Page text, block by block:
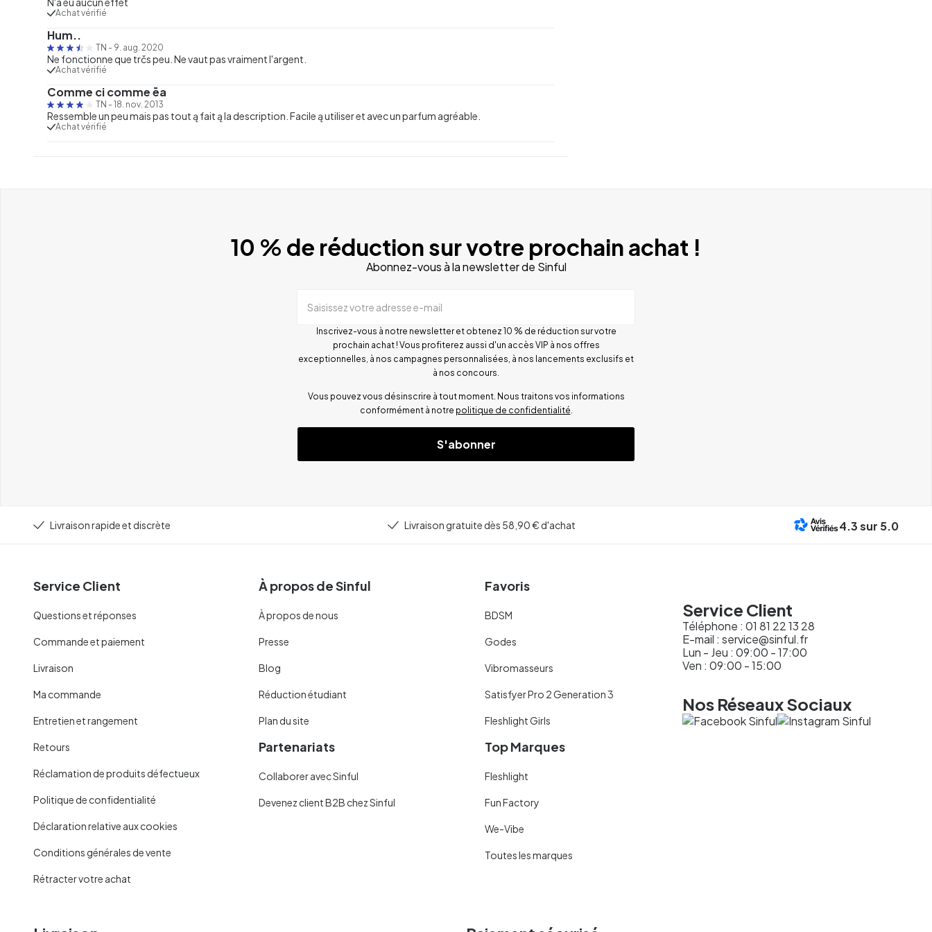
Achat vérifié
Hum..
TN - 9. aug. 2020
Ne fonctionne que trčs peu. Ne vaut pas vraiment l'argent.
Achat vérifié
Comme ci comme ēa
TN - 18. nov. 2013
Ressemble un peu mais pas tout ą fait ą la description. Facile ą utiliser et avec un parfum agréable.
Achat vérifié
10 % de réduction sur votre prochain achat !
Abonnez-vous à la newsletter de Sinful
Saisissez votre adresse e-mail
Inscrivez-vous à notre newsletter et obtenez 10 % de réduction sur votre
prochain achat ! Vous profiterez aussi d'un accès VIP à nos offres
exceptionnelles, à nos campagnes personnalisées, à nos lancements exclusifs et
à nos concours.
Vous pouvez vous désinscrire à tout moment. Nous traitons vos informations
conformément à notre politique de confidentialité
S'abonner
Livraison rapide et discrète Livraison gratuite dès 58,90 € d'achat 4.3sur 5.0
Service Client
Questions et réponses
Commande et paiement
Livraison
Ma commande
Entretien et rangement
Retours
Réclamation de produits défectueux
Politique de confidentialité
Déclaration relative aux cookies
Conditions générales de vente
Rétracter votre achat
À propos de Sinful
À propos de nous
Presse
Blog
Réduction étudiant
Plan du site
Partenariats
Collaborer avec Sinful
Devenez client B2B chez Sinful
Favoris
BDSM
Godes
Vibromasseurs
Satisfyer Pro 2 Generation 3
Fleshlight Girls
Top Marques
Fleshlight
Fun Factory
We-Vibe
Toutes les marques
Service Client
Téléphone : 01 81 22 13 28
E-mail : service@sinful.fr
Lun - Jeu : 09:00 - 17:00
Ven : 09:00 - 15:00
Nos Réseaux Sociaux